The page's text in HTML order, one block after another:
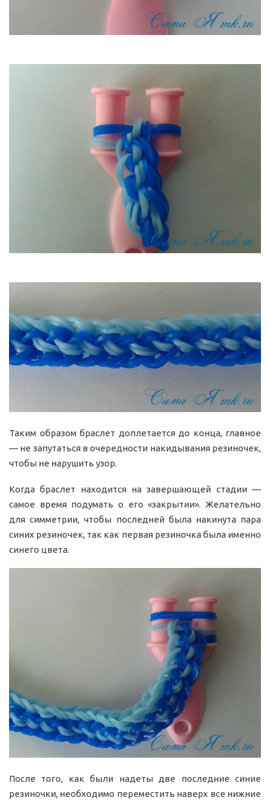
Таким образом браслет доплетается до конца, главное
— не запутаться в очередности накидывания резиночек,
чтобы не нарушить узор.
Когда браслет находится на завершающей стадии —
самое время подумать о его «закрытии». Желательно
для симметрии, чтобы последней была накинута пара
синих резиночек, так как первая резиночка была именно
синего цвета.
После того, как были надеты две последние синие
резиночки, необходимо переместить наверх все нижние